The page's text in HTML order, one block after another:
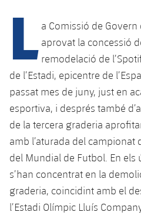
plusicon
més
Instal·lacions
Spotify Camp Nou
Palau Blaugrana
Estadi Johan Cruyff
Barça Cafe
plusicon
més
SUB13
SUB12
SUB11 A
SUB11 B
SUB10 A
SUB10 B
SUB9 A
SUB13 B
SUB12 C
SUB11 C
Entrades
Gameday Shows
Resultats
Classificacions
Jugadors
Fotos
Història
Junior
Cadet A
Cadet B
Infantil A
Infantil B
Mini
PLUSICON
MÉS
plusicon
més
Actualitat
Calendari
Entrades
Resultats
Classificació
Barça Atlètic
plusicon
més
Actualitat
Calendari
Resultats
plusicon
més
Actualitat
Juvenil
PLUSICON
MÉS
Primer equip
plusicon
més
L a Comissió de Govern
aprovat la concessió
remodelació de
de l’Estadi, epicentre de
passat mes de juny, just en
esportiva, i després també
de la tercera graderia
amb l’aturada del campionat
del Mundial de Futbol. En els
s’han concentrat en la
graderia, coincidint amb el
l’Estadi Olímpic Lluís